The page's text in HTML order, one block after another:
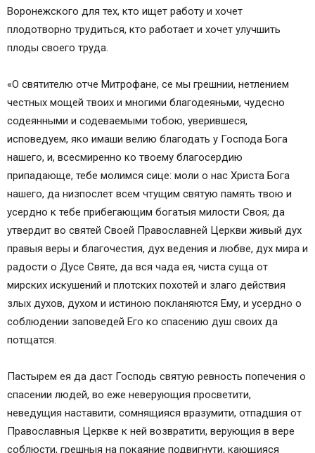
Воронежского для тех, кто ищет работу и хочет
плодотворно трудиться, кто работает и хочет улучшить
плоды своего труда.
«О святителю отче Митрофане, се мы грешнии, нетлением
честных мощей твоих и многими благодеяньми, чудесно
содеянными и содеваемыми тобою, уверившеся,
исповедуем, яко имаши велию благодать у Господа Бога
нашего, и, всесмиренно ко твоему благосердию
припадающе, тебе молимся сице: моли о нас Христа Бога
нашего, да низпослет всем чтущим святую память твою и
усердно к тебе прибегающим богатыя милости Своя; да
утвердит во святей Своей Православней Церкви живый дух
правыя веры и благочестия, дух ведения и любве, дух мира и
радости о Дусе Святе, да вся чада ея, чиста суща от
мирских искушений и плотских похотей и злаго действия
злых духов, духом и истиною покланяются Ему, и усердно о
соблюдении заповедей Его ко спасению душ своих да
потщатся.
Пастырем ея да даст Господь святую ревность попечения о
спасении людей, во еже неверующия просветити,
неведущия наставити, сомнящияся вразумити, отпадшия от
Православныя Церкве к ней возвратити, верующия в вере
соблюсти, грешныя на покаяние подвигнути, кающияся